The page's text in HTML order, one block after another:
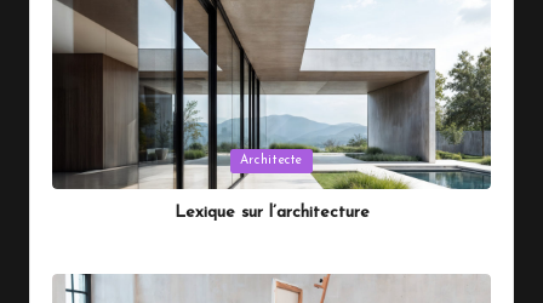
in
Architecte
Lexique sur l’architecture